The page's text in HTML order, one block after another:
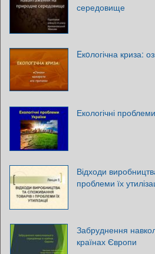
середовище
Eкoлогічна криза:
Екологічні
Відходи
проблеми їх
Забруднення
країнах Європи